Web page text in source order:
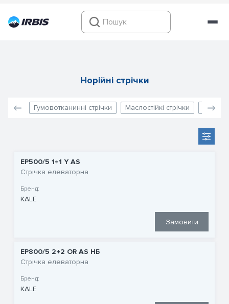
Норійні стрічки
Гумовотканинні стрічки Маслостійкі стрічки
EP500/5 1+1 Y AS
Стрічка елеваторна
Бренд:
KALE
Замовити
EP800/5 2+2 OR AS НБ
Стрічка елеваторна
Бренд:
KALE